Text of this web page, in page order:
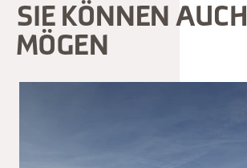
SIE KÖNNEN AUCH
MÖGEN